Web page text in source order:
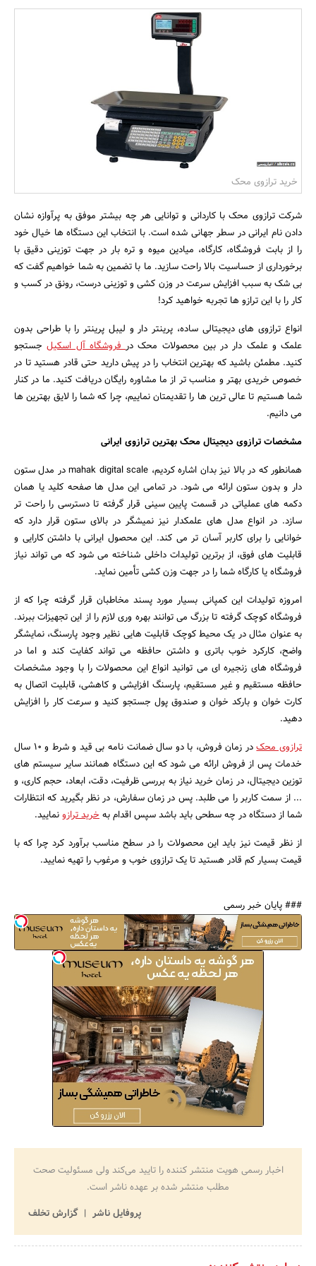
جستجو
خرید ترازوی محک
شرکت ترازوی محک با کاردانی و توانایی هر چه بیشتر موفق به پرآوازه نشان
دادن نام ایرانی در سطر جهانی شده است. با انتخاب این دستگاه ها خیال خود
را از بابت فروشگاه، کارگاه، میادین میوه و تره بار در جهت توزینی دقیق با
برخورداری از حساسیت بالا راحت سازید. ما با تضمین به شما خواهیم گفت که
بی شک به سبب افزایش سرعت در وزن کشی و توزینی درست، رونق در کسب و
کار را با این ترازو ها تجربه خواهید کرد!
انواع ترازوی های دیجیتالی ساده، پرینتر دار و لیبل پرینتر را با طراحی بدون
علمک و علمک دار در بین محصولات محک درفروشگاه آل اسکیلجستجو
کنید. مطمئن باشید که بهترین انتخاب را در پیش دارید حتی قادر هستید تا در
خصوص خریدی بهتر و مناسب تر از ما مشاوره رایگان دریافت کنید. ما در کنار
شما هستیم تا عالی ترین ها را تقدیمتان نماییم، چرا که شما را لایق بهترین ها
می دانیم.
مشخصات ترازوی دیجیتال محک بهترین ترازوی ایرانی
همانطور که در بالا نیز بدان اشاره کردیم، mahak digital scale در مدل ستون
دار و بدون ستون ارائه می شود. در تمامی این مدل ها صفحه کلید یا همان
دکمه های عملیاتی در قسمت پایین سینی قرار گرفته تا دسترسی را راحت تر
سازد. در انواع مدل های علمکدار نیز نمیشگر در بالای ستون قرار دارد که
خوانایی را برای کاربر آسان تر می کند. این محصول ایرانی با داشتن کارایی و
قابلیت های فوق، از برترین تولیدات داخلی شناخته می شود که می تواند نیاز
فروشگاه یا کارگاه شما را در جهت وزن کشی تأمین نماید.
امروزه تولیدات این کمپانی بسیار مورد پسند مخاطبان قرار گرفته چرا که از
فروشگاه کوچک گرفته تا بزرگ می توانند بهره وری لازم را از این تجهیزات ببرند.
به عنوان مثال در یک محیط کوچک قابلیت هایی نظیر وجود پارسنگ، نمایشگر
واضح، کارکرد خوب باتری و داشتن حافظه می تواند کفایت کند و اما در
فروشگاه های زنجیره ای می توانید انواع این محصولات را با وجود مشخصات
حافظه مستقیم و غیر مستقیم، پارسنگ افزایشی و کاهشی، قابلیت اتصال به
کارت خوان و بارکد خوان و صندوق پول جستجو کنید و سرعت کار را افزایش
دهید.
ترازوی محک
در زمان فروش، با دو سال ضمانت نامه بی قید و شرط و 10 سال
خدمات پس از فروش ارائه می شود که این دستگاه همانند سایر سیستم های
توزین دیجیتال، در زمان خرید نیاز به بررسی ظرفیت، دقت، ابعاد، حجم کاری، و
... از سمت کاربر را می طلبد. پس در زمان سفارش، در نظر بگیرید که انتظارات
شما از دستگاه در چه سطحی باید باشد سپس اقدام بهخرید ترازونمایید.
از نظر قیمت نیز باید این محصولات را در سطح مناسب برآورد کرد چرا که با
قیمت بسیار کم قادر هستید تا یک ترازوی خوب و مرغوب را تهیه نمایید.
### پایان خبر رسمی
اخبار رسمی هویت منتشر کننده را تایید می‌کند ولی مسئولیت صحت
مطلب منتشر شده بر عهده ناشر است.
پروفایل ناشر
گزارش تخلف